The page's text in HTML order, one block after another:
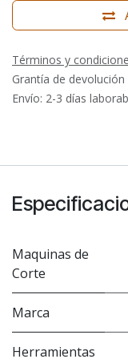
Términos y
Grantía de devolución
Envío: 2-3 días
Maquinas de
Corte
Marca
Herramientas